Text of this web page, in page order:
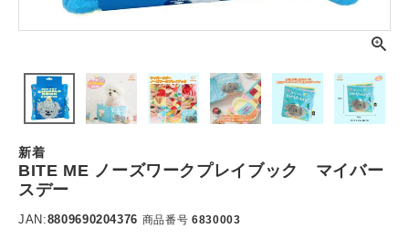
新着
BITE ME ノーズワークプレイブック マイバー
スデー
JAN:8809690204376 商品番号 6830003